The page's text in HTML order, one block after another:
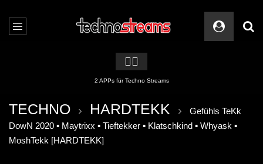
🏳️‍🌈
2 APPs für Techno Streams
TECHNO HARDTEKK
Gefühls TeKk
DowN 2020 ▪ Maytrixx ▪ Tieftekker ▪ Klatschkind ▪ Whyask ▪
MoshTekk [HARDTEKK]